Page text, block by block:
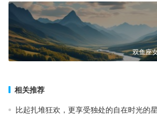
双鱼座
相关推荐
比起扎堆狂欢，更享受独处的自在时光的